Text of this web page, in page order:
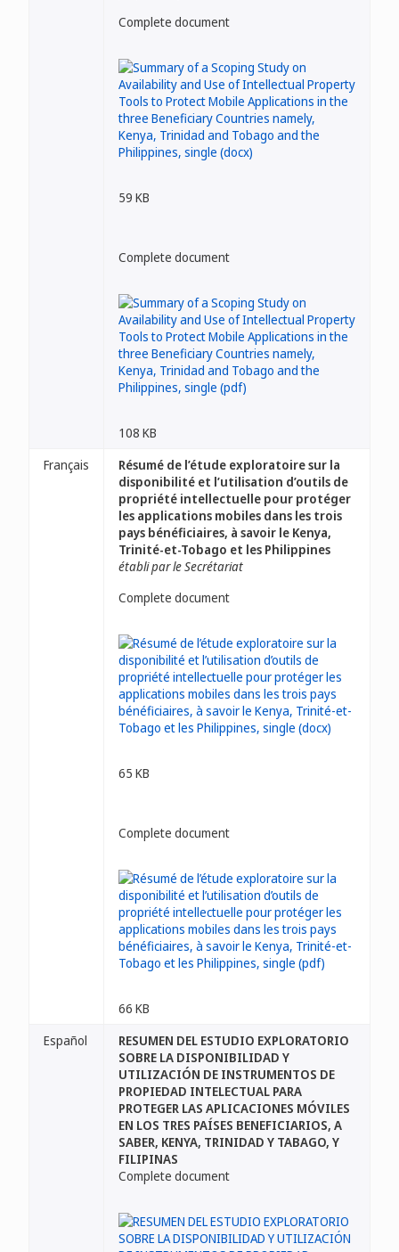
Complete document
59 KB
Complete document
108 KB
Français
Résumé de l’étude exploratoire sur la
disponibilité et l’utilisation d’outils de
propriété intellectuelle pour protéger
les applications mobiles dans les trois
pays bénéficiaires, à savoir le Kenya,
Trinité-et-Tobago et les Philippines
établi par le Secrétariat
Complete document
65 KB
Complete document
66 KB
Español
RESUMEN DEL ESTUDIO EXPLORATORIO
SOBRE LA DISPONIBILIDAD Y
UTILIZACIÓN DE INSTRUMENTOS DE
PROPIEDAD INTELECTUAL PARA
PROTEGER LAS APLICACIONES MÓVILES
EN LOS TRES PAÍSES BENEFICIARIOS, A
SABER, KENYA, TRINIDAD Y TABAGO, Y
FILIPINAS
Complete document